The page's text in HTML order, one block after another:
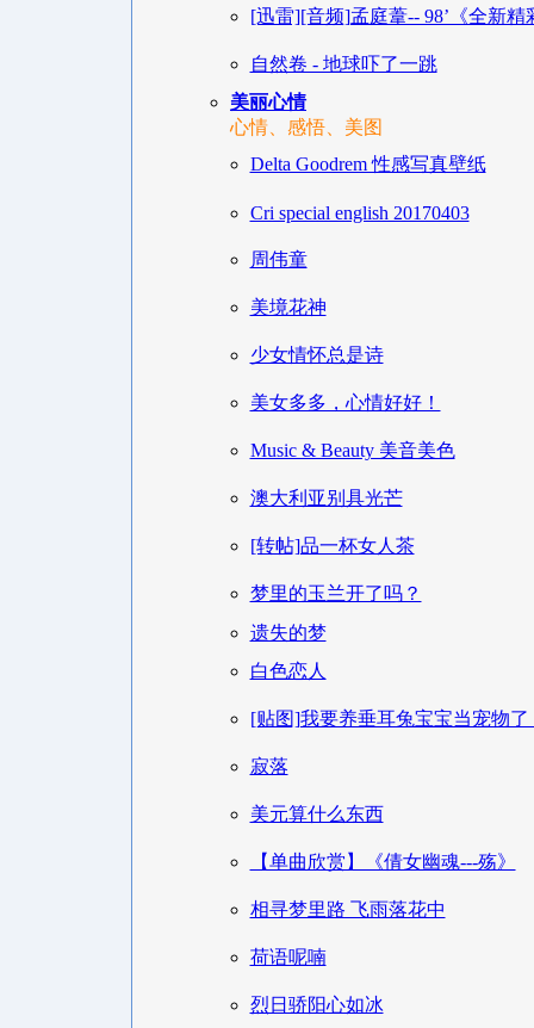
[迅雷][音频]孟庭葦-- 98’《全新精
自然卷 - 地球吓了一跳
美丽心情
心情、感悟、美图
Delta Goodrem 性感写真壁纸
Cri special english 20170403
周伟童
美境花神
少女情怀总是诗
美女多多，心情好好！
Music & Beauty 美音美色
澳大利亚别具光芒
[转帖]品一杯女人茶
梦里的玉兰开了吗？
遗失的梦
白色恋人
[贴图]我要养垂耳兔宝宝当宠物
寂落
美元算什么东西
【单曲欣赏】《倩女幽魂---殇》
相寻梦里路 飞雨落花中
荷语呢喃
烈日骄阳心如冰